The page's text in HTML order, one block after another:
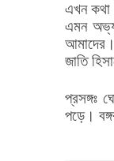
এখন কথা
এমন
আমাদের।
জাতি
প্রসঙ্গঃ
পড়ে।